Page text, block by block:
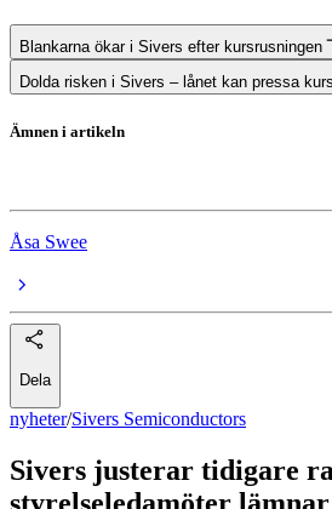
Blankarna ökar i Sivers efter kursrusningen
Dolda risken i Sivers – lånet kan pressa
Ämnen i artikeln
Åsa Swee
Dela
nyheter/Sivers Semiconductors
Sivers justerar tidigare